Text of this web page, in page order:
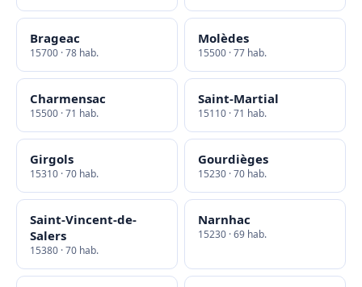
Brageac
15700 · 78 hab.
Molèdes
15500 · 77 hab.
Charmensac
15500 · 71 hab.
Saint-Martial
15110 · 71 hab.
Girgols
15310 · 70 hab.
Gourdièges
15230 · 70 hab.
Saint-Vincent-de-
Salers
15380 · 70 hab.
Narnhac
15230 · 69 hab.